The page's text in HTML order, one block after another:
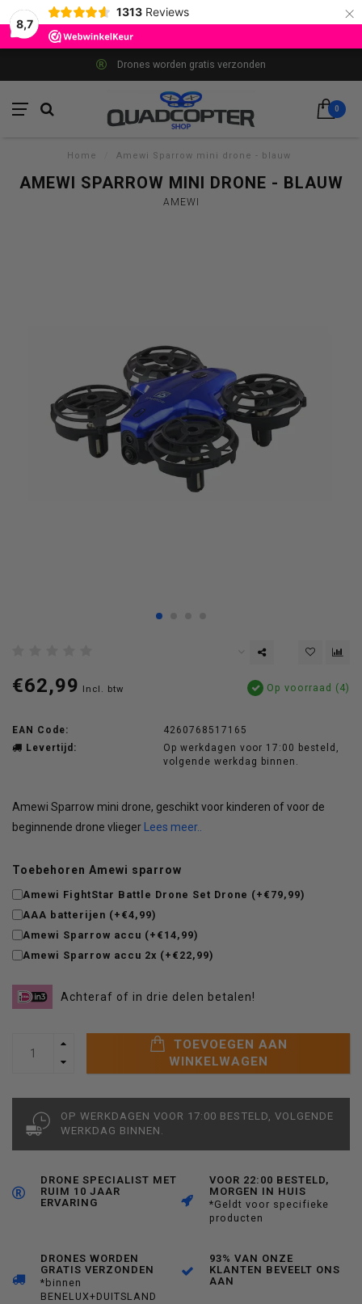
8,7
1313 Reviews ×
Drones worden gratis verzonden
0
Home Amewi Sparrow mini drone - blauw
AMEWI SPARROW MINI DRONE - BLAUW
AMEWI
€62,99 Incl. btw Op voorraad (4)
EAN Code:
4260768517165
Levertijd:
Op werkdagen voor 17:00 besteld,
volgende werkdag binnen.
Amewi Sparrow mini drone, geschikt voor kinderen of voor de
beginnende drone vlieger Lees meer..
Toebehoren Amewi sparrow
Amewi FightStar Battle Drone Set Drone (+€79,99)
AAA batterijen (+€4,99)
Amewi Sparrow accu (+€14,99)
Amewi Sparrow accu 2x (+€22,99)
Achteraf of in drie delen betalen!
TOEVOEGEN AAN
WINKELWAGEN
OP WERKDAGEN VOOR 17:00 BESTELD, VOLGENDE
WERKDAG BINNEN.
DRONE SPECIALIST MET
RUIM 10 JAAR
ERVARING
VOOR 22:00 BESTELD,
MORGEN IN HUIS
*Geldt voor specifieke
producten
DRONES WORDEN
GRATIS VERZONDEN
*binnen
BENELUX+DUITSLAND
93% VAN ONZE
KLANTEN BEVEELT ONS
AAN